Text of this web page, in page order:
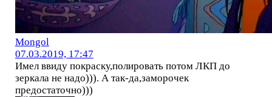
Mоngol
07.03.2019, 17:47
Имел ввиду покраску,полировать потом ЛКП до
зеркала не надо))). А так-да,заморочек
предостаточно)))